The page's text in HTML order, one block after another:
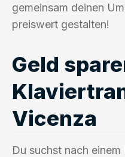
gemeinsam deinen
preiswert gestalten!
Geld
Vicenza
Du suchst nach